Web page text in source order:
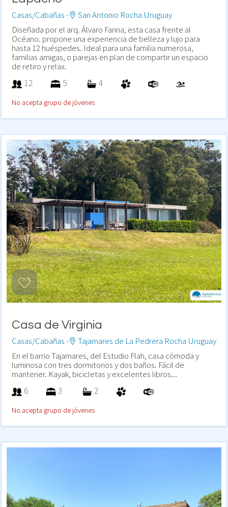
Casas/Cabañas -
San Antonio Rocha Uruguay
Diseñada por el arq. Álvaro Farina, esta casa frente al
Océano. propone una experiencia de belleza y lujo para
hasta 12 huéspedes. Ideal para una familia numerosa,
familias amigas, o parejas en plan de compartir un espacio
de retiro y relax.
12 5 4
No acepta grupo de jóvenes
Casa de Virginia
Casas/Cabañas -
Tajamares de La Pedrera Rocha Uruguay
En el barrio Tajamares, del Estudio Flah, casa cómoda y
luminosa con tres dormitorios y dos baños. Fácil de
mantener. Kayak, bicicletas y excelentes libros...
6 3 2
No acepta grupo de jóvenes